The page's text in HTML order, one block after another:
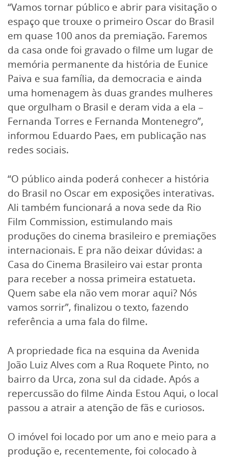
“Vamos tornar público e abrir para visitação o
espaço que trouxe o primeiro Oscar do Brasil
em quase 100 anos da premiação. Faremos
da casa onde foi gravado o filme um lugar de
memória permanente da história de Eunice
Paiva e sua família, da democracia e ainda
uma homenagem às duas grandes mulheres
que orgulham o Brasil e deram vida a ela –
Fernanda Torres e Fernanda Montenegro”,
informou Eduardo Paes, em publicação nas
redes sociais.
“O público ainda poderá conhecer a história
do Brasil no Oscar em exposições interativas.
Ali também funcionará a nova sede da Rio
Film Commission, estimulando mais
produções do cinema brasileiro e premiações
internacionais. E pra não deixar dúvidas: a
Casa do Cinema Brasileiro vai estar pronta
para receber a nossa primeira estatueta.
Quem sabe ela não vem morar aqui? Nós
vamos sorrir”, finalizou o texto, fazendo
referência a uma fala do filme.
A propriedade fica na esquina da Avenida
João Luiz Alves com a Rua Roquete Pinto, no
bairro da Urca, zona sul da cidade. Após a
repercussão do filme Ainda Estou Aqui, o local
passou a atrair a atenção de fãs e curiosos.
O imóvel foi locado por um ano e meio para a
produção e, recentemente, foi colocado à